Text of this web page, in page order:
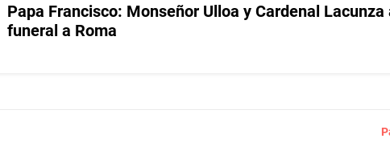
Papa Francisco: Monseñor Ulloa y Cardenal
funeral a Roma